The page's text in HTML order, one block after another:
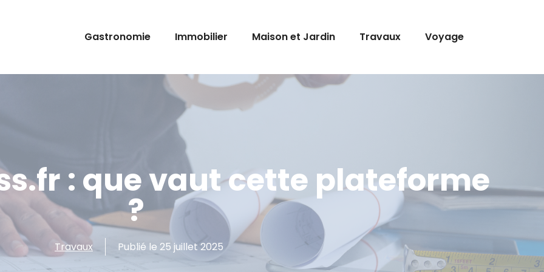
Gastronomie Immobilier Maison et Jardin Travaux Voyage
: que vaut cette plateforme
?
Travaux Publié le 25 juillet 2025